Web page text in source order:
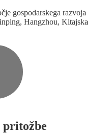
gospodarskega razvoja
Hangzhou, Kitajska
pritožbe